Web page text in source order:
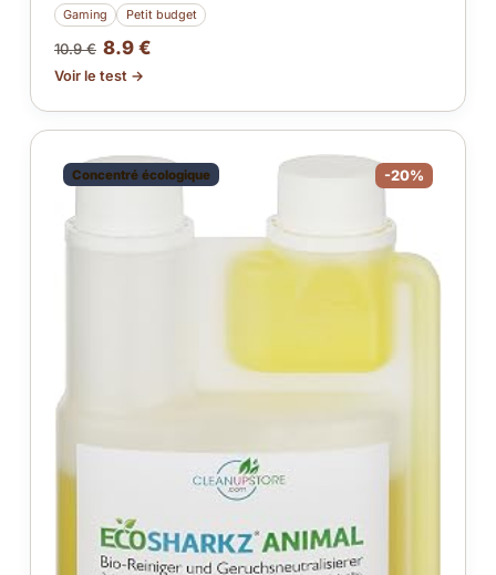
Gaming
Petit budget
10.9 € 8.9 €
Voir le test →
Concentré écologique -20%